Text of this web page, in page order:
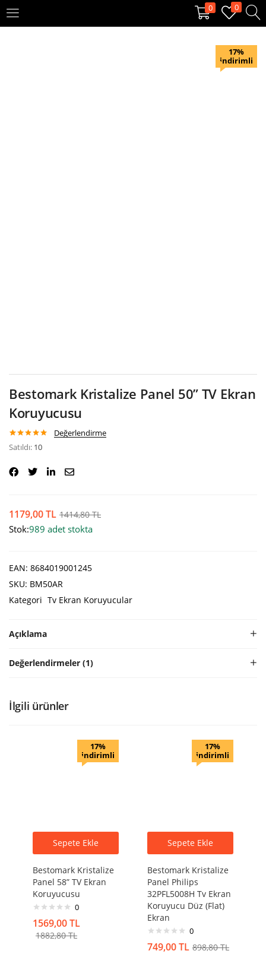
0 0
KAYIT OL
17%
indirimli
Bestomark Kristalize Panel 50” TV Ekran
Koruyucusu
1
müşteri
puanına
üzerinden
5.00
puan
Değerlendirme
Satıldı: 10
1179,00TL 1414,80TL
Stok:989 adet stokta
EAN: 8684019001245
SKU: BM50AR
Kategori Tv Ekran Koruyucular
Açıklama
Değerlendirmeler (1)
İlgili ürünler
17%
indirimli
Sepete Ekle
Bestomark Kristalize
Panel 58” TV Ekran
Koruyucusu
0
1569,00TL
1882,80TL
17%
indirimli
Sepete Ekle
Bestomark Kristalize
Panel Philips
32PFL5008H Tv Ekran
Koruyucu Düz (Flat)
Ekran
0
749,00TL 898,80TL